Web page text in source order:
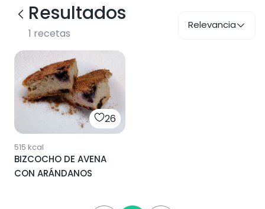
Resultados
1 recetas
Relevancia
26
515 kcal
BIZCOCHO DE AVENA
CON ARÁNDANOS